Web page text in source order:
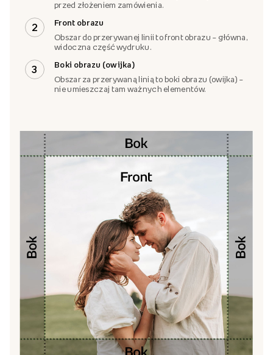
przed złożeniem zamówienia.
2
Front obrazu
Obszar do przerywanej linii to front obrazu – główna,
widoczna część wydruku.
3
Boki obrazu (owijka)
Obszar za przerywaną linią to boki obrazu (owijka) –
nie umieszczaj tam ważnych elementów.